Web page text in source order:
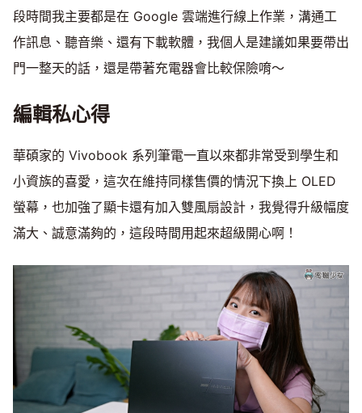
段時間我主要都是在 Google 雲端進行線上作業，溝通工
作訊息、聽音樂、還有下載軟體，我個人是建議如果要帶出
門一整天的話，還是帶著充電器會比較保險唷～
編輯私心得
華碩家的 Vivobook 系列筆電一直以來都非常受到學生和
小資族的喜愛，這次在維持同樣售價的情況下換上 OLED
螢幕，也加強了顯卡還有加入雙風扇設計，我覺得升級幅度
滿大、誠意滿夠的，這段時間用起來超級開心啊！